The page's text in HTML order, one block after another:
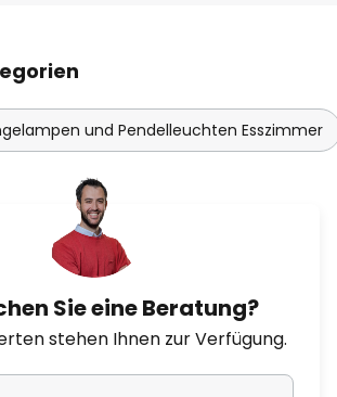
und Pendelleuchten Esszimmer
Sie eine Beratung?
stehen Ihnen zur Verfügung.